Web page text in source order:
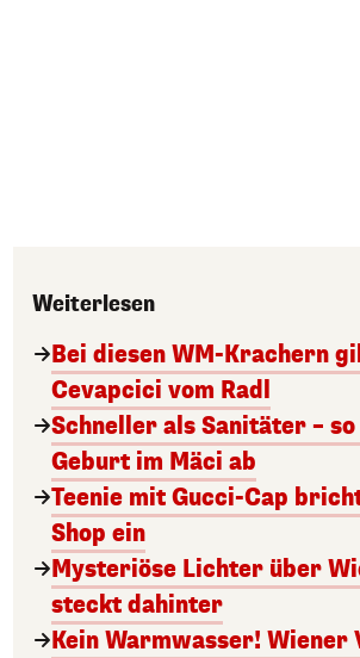
Weiterlesen
Bei diesen WM-Krachern
Cevapcici vom Radl
Schneller als Sanitäter –
Geburt im Mäci ab
Teenie mit Gucci-Cap
Shop ein
Mysteriöse Lichter über
steckt dahinter
Kein Warmwasser!